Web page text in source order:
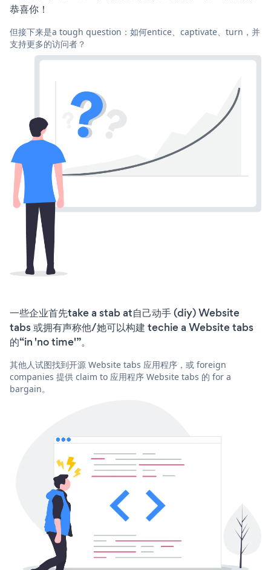
恭喜你！
但接下来是a tough question：如何entice、captivate、turn，并
支持更多的访问者？
一些企业首先take a stab at自己动手 (diy) Website
tabs 或拥有声称他/她可以构建 techie a Website tabs
的“in 'no time'”。
其他人试图找到开源 Website tabs 应用程序，或 foreign
companies 提供 claim to 应用程序 Website tabs 的 for a
bargain。